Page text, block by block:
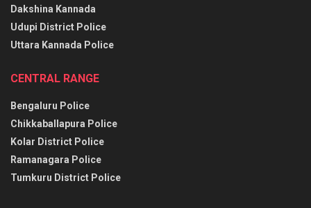
Dakshina Kannada
Udupi District Police
Uttara Kannada Police
CENTRAL RANGE
Bengaluru Police
Chikkaballapura Police
Kolar District Police
Ramanagara Police
Tumkuru District Police